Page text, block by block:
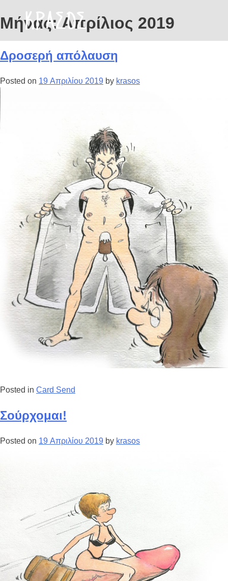
Μήνας:Απρίλιος 2019
Δροσερή απόλαυση
Posted on 19 Απριλίου 2019 by krasos
Posted in Card Send
Σούρχομαι!
Posted on 19 Απριλίου 2019 by krasos